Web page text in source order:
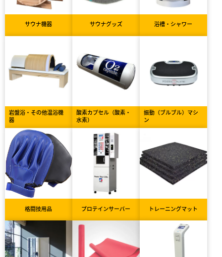
サウナ機器 サウナグッズ 浴槽・シャワー
岩盤浴・その他温浴機
器
酸素カプセル（酸素・
水素）
振動（ブルブル）マシ
ン
格闘技用品 プロテインサーバー トレーニングマット